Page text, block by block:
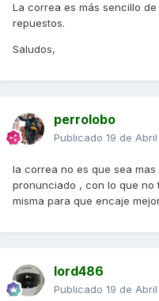
La correa es más sencillo
repuestos.
Saludos,
perrolobo
Publicado 19 de
la correa no es que sea
pronunciado , con lo que no
misma para que encaje
lord486
Publicado 19 de